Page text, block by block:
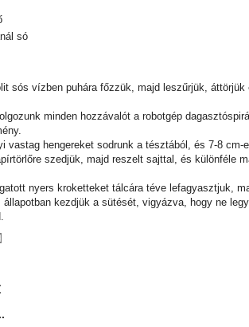
só
sós vízben puhára főzzük, majd leszűrjük,
minden hozzávalót a robotgép
vastag hengereket sodrunk a tésztából, és 7-8
szedjük, majd reszelt sajttal, és különféle
nyers kroketteket tálcára téve lefagyasztjuk,
állapotban kezdjük a sütését, vigyázva, hogy ne